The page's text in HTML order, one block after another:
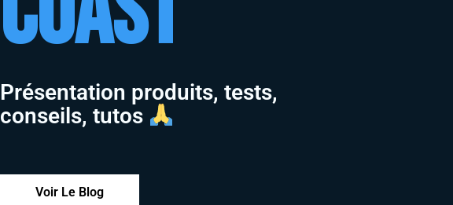
Présentation produits, tests,
conseils, tutos
Voir Le Blog